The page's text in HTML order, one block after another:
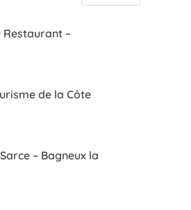
–
de la Côte
– Bagneux la